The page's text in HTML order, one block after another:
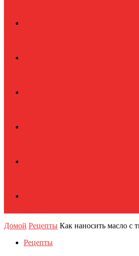
Домой Рецепты Как наносить масло с
Рецепты